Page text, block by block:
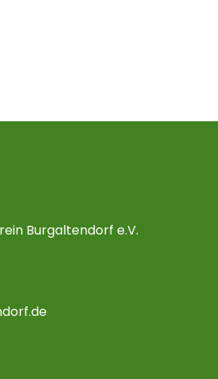
Burgaltendorf e.V.